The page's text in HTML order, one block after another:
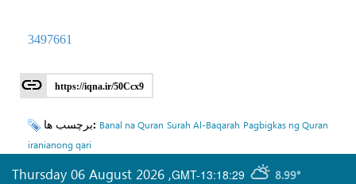
3497661
https://iqna.ir/50Ccx9
برچسب ها: Banal na Quran Surah Al-Baqarah Pagbigkas ng Quran
iranianong qari
GMT-13:18:29 8.99°
Thursday 06 August 2026 ,